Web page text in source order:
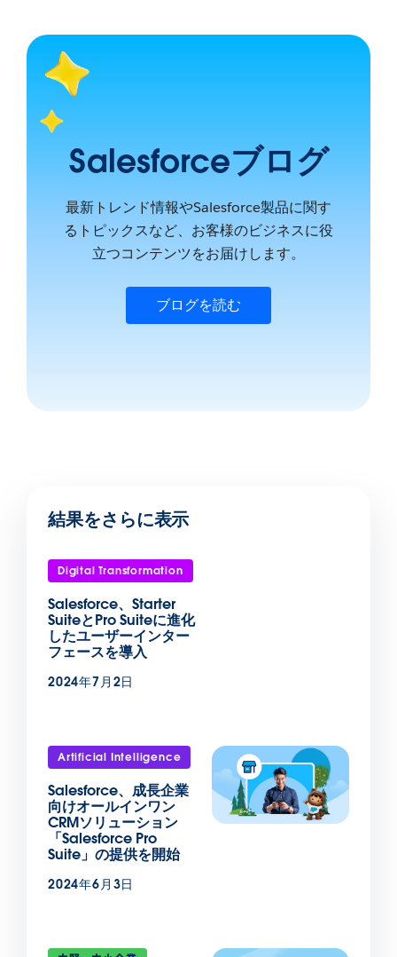
Salesforceブログ
最新トレンド情報やSalesforce製品に関す
るトピックスなど、お客様のビジネスに役
立つコンテンツをお届けします。
ブログを読む
結果をさらに表示
Digital Transformation
Salesforce、Starter
SuiteとPro Suiteに進化
したユーザーインター
フェースを導入
2024年7月2日
Artificial Intelligence
Salesforce、成長企業
向けオールインワン
CRMソリューション
「Salesforce Pro
Suite」の提供を開始
2024年6月3日